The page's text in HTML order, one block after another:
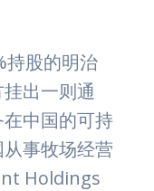
持股的明治
出一则通
中国的可持
事牧场经营
Holdings